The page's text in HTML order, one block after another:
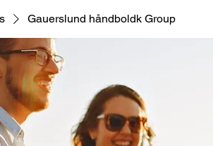
Gauerslund håndboldk Group